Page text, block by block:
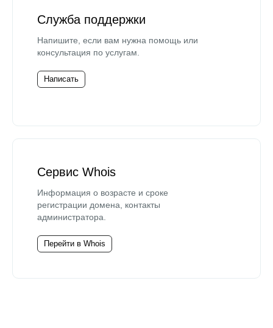
Служба поддержки
Напишите, если вам нужна помощь или
консультация по услугам.
Написать
Сервис Whois
Информация о возрасте и сроке
регистрации домена, контакты
администратора.
Перейти в Whois